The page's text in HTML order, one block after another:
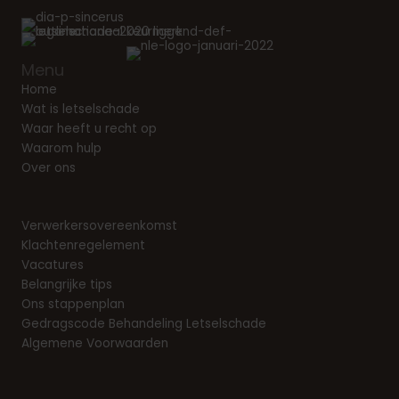
Menu
Home
Wat is letselschade
Waar heeft u recht op
Waarom hulp
Over ons
Verwerkersovereenkomst
Klachtenregelement
Vacatures
Belangrijke tips
Ons stappenplan
Gedragscode Behandeling Letselschade
Algemene Voorwaarden